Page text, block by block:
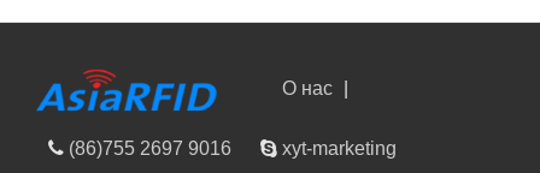
О нас
(86)755 2697 9016 xyt-marketing